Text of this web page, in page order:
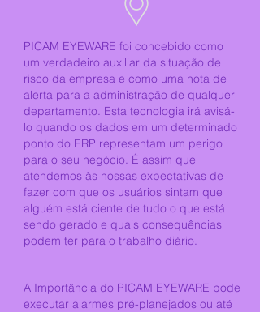
PICAM EYEWARE foi concebido como
um verdadeiro auxiliar da situação de
risco da empresa e como uma nota de
alerta para a administração de qualquer
departamento. Esta tecnologia irá avisá-
lo quando os dados em um determinado
ponto do ERP representam um perigo
para o seu negócio. É assim que
atendemos às nossas expectativas de
fazer com que os usuários sintam que
alguém está ciente de tudo o que está
sendo gerado e quais consequências
podem ter para o trabalho diário.
A Importância do PICAM EYEWARE pode
executar alarmes pré-planejados ou até